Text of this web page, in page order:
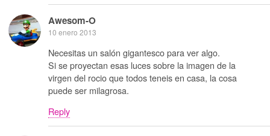
Awesom-O
10 enero 2013
Necesitas un salón gigantesco para ver algo.
Si se proyectan esas luces sobre la imagen de la
virgen del rocio que todos teneis en casa, la cosa
puede ser milagrosa.
Reply